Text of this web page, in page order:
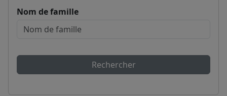
Nom de famille
Rechercher